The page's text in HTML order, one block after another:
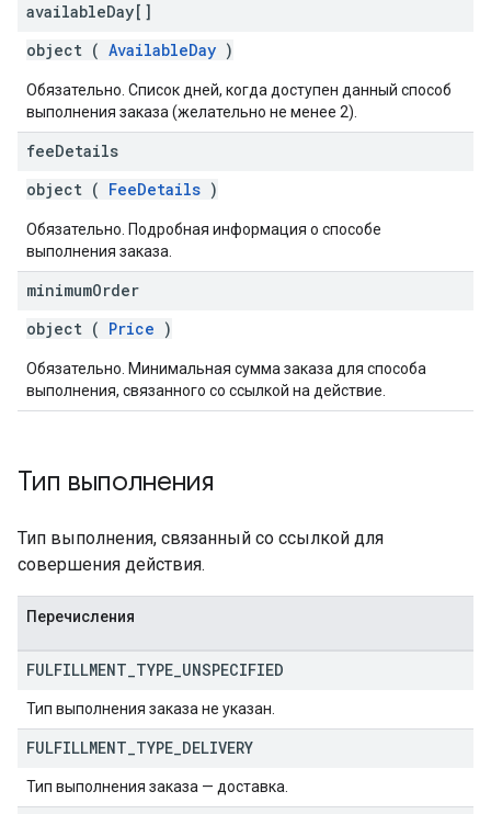
availableDay[]
object ( AvailableDay )
Обязательно. Список дней, когда доступен данный способ
выполнения заказа (желательно не менее 2).
feeDetails
object ( FeeDetails )
Обязательно. Подробная информация о способе
выполнения заказа.
minimumOrder
object ( Price )
Обязательно. Минимальная сумма заказа для способа
выполнения, связанного со ссылкой на действие.
Тип выполнения
Тип выполнения, связанный со ссылкой для
совершения действия.
Перечисления
FULFILLMENT TYPE UNSPECIFIED
Тип выполнения заказа не указан.
FULFILLMENT TYPE DELIVERY
Тип выполнения заказа — доставка.